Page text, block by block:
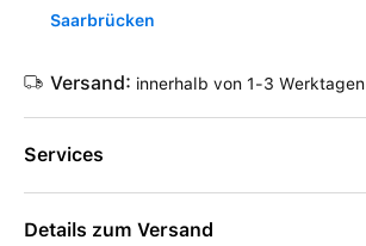
Saarbrücken
Versand: innerhalb von 1-3 Werktagen
Services
Details zum Versand